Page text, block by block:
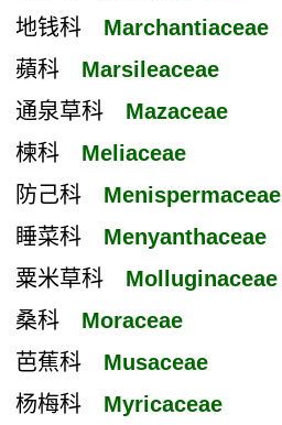
地钱科
Marchantiaceae
蘋科
Marsileaceae
通泉草科
Mazaceae
楝科
Meliaceae
防己科
Menispermaceae
睡菜科
Menyanthaceae
粟米草科
Molluginaceae
桑科
Moraceae
芭蕉科
Musaceae
杨梅科
Myricaceae